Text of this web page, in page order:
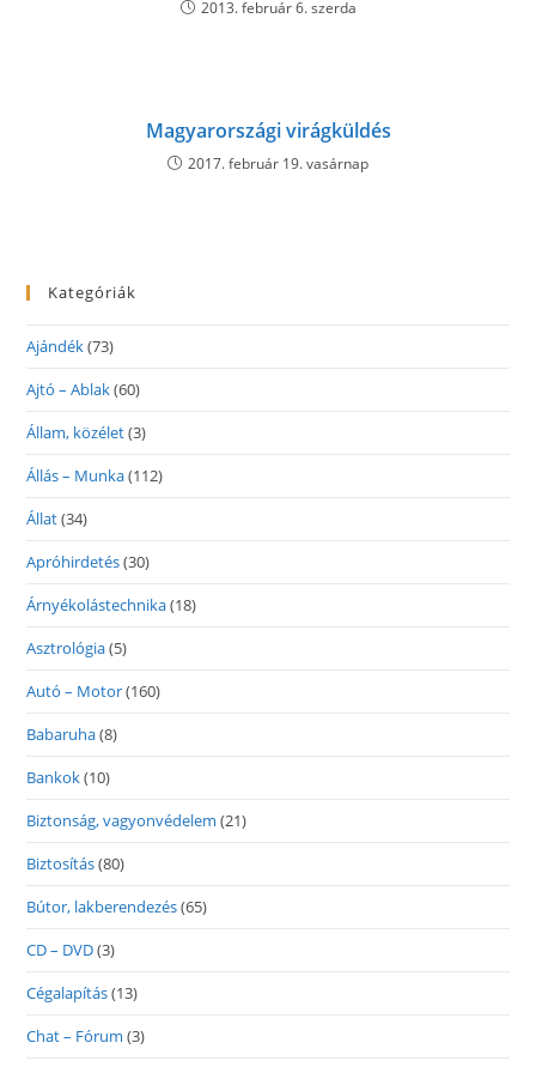
2013. február 6. szerda
Magyarországi virágküldés
2017. február 19. vasárnap
Kategóriák
Ajándék(73)
Ajtó – Ablak(60)
Állam, közélet(3)
Állás – Munka(112)
Állat(34)
Apróhirdetés(30)
Árnyékolástechnika(18)
Asztrológia(5)
Autó – Motor(160)
Babaruha(8)
Bankok(10)
Biztonság, vagyonvédelem (21)
Biztosítás(80)
Bútor, lakberendezés(65)
CD – DVD(3)
Cégalapítás(13)
Chat – Fórum (3)